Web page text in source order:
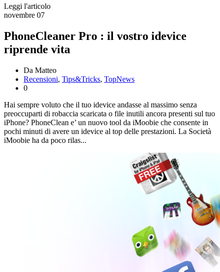
Leggi l'articolo
novembre 07
PhoneCleaner Pro : il vostro idevice
riprende vita
Da Matteo
Recensioni, Tips&Tricks, TopNews
0
Hai sempre voluto che il tuo idevice andasse al massimo senza
preoccuparti di robaccia scaricata o file inutili ancora presenti sul tuo
iPhone? PhoneClean e’ un nuovo tool da iMoobie che consente in
pochi minuti di avere un idevice al top delle prestazioni. La Società
iMoobie ha da poco rilas...